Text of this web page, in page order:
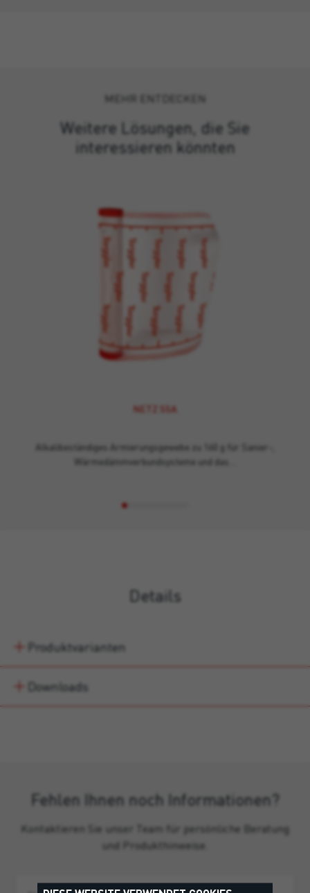
MEHR ENTDECKEN
Weitere Lösungen, die Sie
interessieren könnten
NETZ SSA
Alkalibeständiges Armierungsgewebe zu 160 g für Sanier-,
Wärmedämmverbundsysteme und das…
Details
Produktvarianten
Downloads
Fehlen Ihnen noch Informationen?
Kontaktieren Sie unser Team für persönliche Beratung
und Produkthinweise.